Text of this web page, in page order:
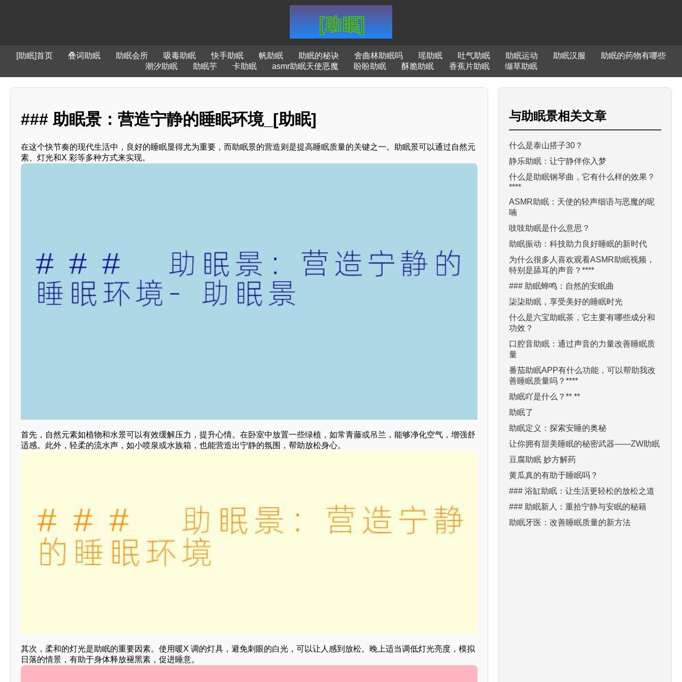
[助眠]首页 叠词助眠 助眠会所 吸毒助眠 快手助眠 帆助眠 助眠的秘诀 舍曲林助眠吗 瑶助眠 吐气助眠 助眠运动 助眠汉服
助眠的药物有哪些
潮汐助眠
助眠芋 卡助眠 asmr助眠天使恶魔 盼盼助眠 酥脆助眠 香蕉片助眠 缬草助眠
### 助眠景：营造宁静的睡眠环境_[助眠]
在这个快节奏的现代生活中，良好的睡眠显得尤为重要，而助眠景的营造则是提高睡眠质量的关键之一。助眠景可以通过自然元
素、灯光和X 彩等多种方式来实现。
首先，自然元素如植物和水景可以有效缓解压力，提升心情。在卧室中放置一些绿植，如常青藤或吊兰，能够净化空气，增强舒
适感。此外，轻柔的流水声，如小喷泉或水族箱，也能营造出宁静的氛围，帮助放松身心。
其次，柔和的灯光是助眠的重要因素。使用暖X 调的灯具，避免刺眼的白光，可以让人感到放松。晚上适当调低灯光亮度，模拟
日落的情景，有助于身体释放褪黑素，促进睡意。
与助眠景相关文章
什么是泰山搭子30？
静乐助眠：让宁静伴你入梦
什么是助眠钢琴曲，它有什么样的效果？
****
ASMR助眠：天使的轻声细语与恶魔的呢
喃
吱吱助眠是什么意思？
助眠振动：科技助力良好睡眠的新时代
为什么很多人喜欢观看ASMR助眠视频，
特别是舔耳的声音？****
### 助眠蝉鸣：自然的安眠曲
柒柒助眠，享受美好的睡眠时光
什么是六宝助眠茶，它主要有哪些成分和
功效？
口腔音助眠：通过声音的力量改善睡眠质
量
番茄助眠APP有什么功能，可以帮助我改
善睡眠质量吗？****
助眠吖是什么？** **
助眠了
助眠定义：探索安睡的奥秘
让你拥有甜美睡眠的秘密武器——ZW助眠
豆腐助眠 妙方解药
黄瓜真的有助于睡眠吗？
### 浴缸助眠：让生活更轻松的放松之道
### 助眠新人：重拾宁静与安眠的秘籍
助眠牙医：改善睡眠质量的新方法